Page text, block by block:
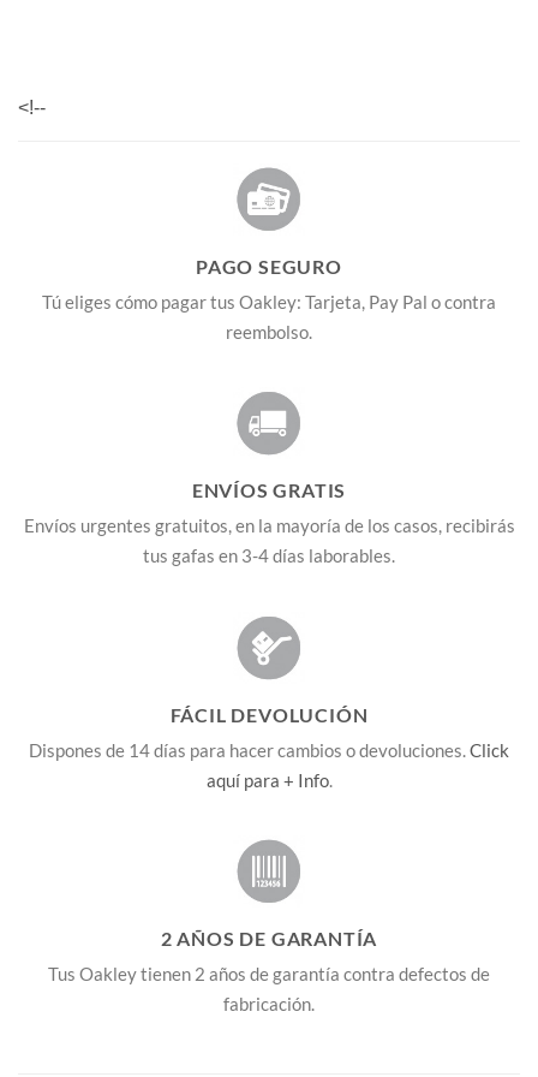
<!--
PAGO SEGURO
Tú eliges cómo pagar tus Oakley: Tarjeta, Pay Pal o contra
reembolso.
ENVÍOS GRATIS
Envíos urgentes gratuitos, en la mayoría de los casos, recibirás
tus gafas en 3-4 días laborables.
FÁCIL DEVOLUCIÓN
Dispones de 14 días para hacer cambios o devoluciones. Click
aquí para + Info.
2 AÑOS DE GARANTÍA
Tus Oakley tienen 2 años de garantía contra defectos de
fabricación.